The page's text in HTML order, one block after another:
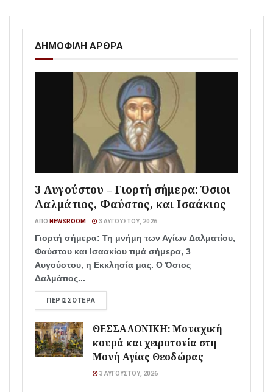
ΔΗΜΟΦΙΛΗ ΑΡΘΡΑ
3 Αυγούστου – Γιορτή σήμερα: Όσιοι
Δαλμάτιος, Φαύστος, και Ισαάκιος
ΑΠΌ NEWSROOM 3 ΑΥΓΟΎΣΤΟΥ, 2026
Γιορτή σήμερα: Τη μνήμη των Αγίων Δαλματίου,
Φαύστου και Ισαακίου τιμά σήμερα, 3
Αυγούστου, η Εκκλησία μας. Ο Όσιος
Δαλμάτιος...
ΠΕΡΙΣΣΌΤΕΡΑ
ΘΕΣΣΑΛΟΝΙΚΗ: Μοναχική
κουρά και χειροτονία στη
Μονή Αγίας Θεοδώρας
3 ΑΥΓΟΎΣΤΟΥ, 2026